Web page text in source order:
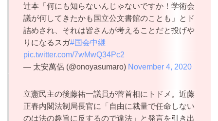
辻本「何にも知らないんじゃないですか！学術会
議が何してきたかも国立公文書館のことも」とド
詰めされ、それは皆さんが考えることだと投げや
りになるスガ#国会中継
pic.twitter.com/7wMwQ34Pc2
— 太安萬侶 (@onoyasumaro) November 4, 2020
立憲民主の後藤祐一議員が菅首相にトドメ。近藤
正春内閣法制局長官に「自由に裁量で任命しない
のは法の趣旨に反するので違法」と発言を引き出